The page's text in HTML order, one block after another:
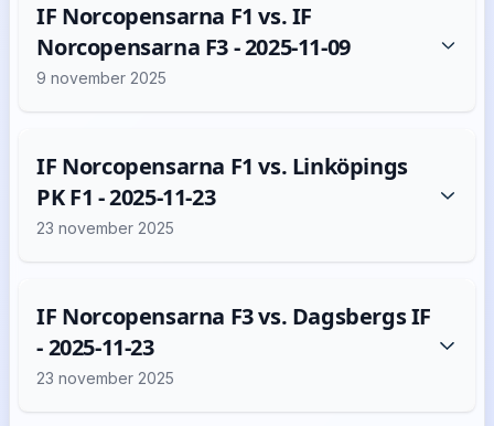
IF Norcopensarna F1 vs. IF
Norcopensarna F3 - 2025-11-09
9 november 2025
IF Norcopensarna F1 vs. Linköpings
PK F1 - 2025-11-23
23 november 2025
IF Norcopensarna F3 vs. Dagsbergs IF
- 2025-11-23
23 november 2025